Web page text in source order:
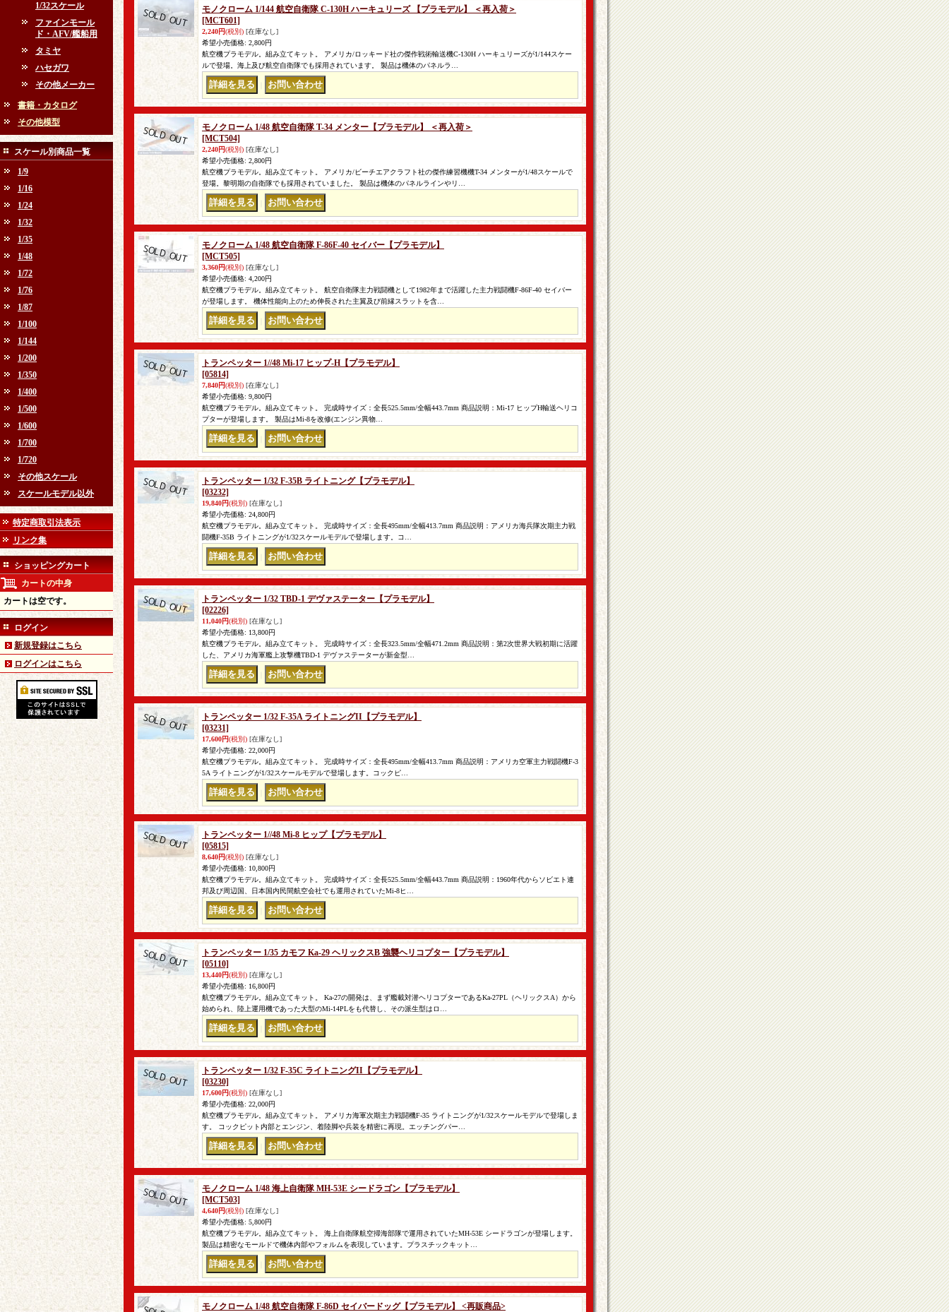
1/32スケール
ファインモール
ド・AFV/艦船用
タミヤ
ハセガワ
その他メーカー
書籍・カタログ
その他模型
スケール別商品一覧
1/9
1/16
1/24
1/32
1/35
1/48
1/72
1/76
1/87
1/100
1/144
1/200
1/350
1/400
1/500
1/600
1/700
1/720
その他スケール
スケールモデル以外
特定商取引法表示
リンク集
ショッピングカート
カートの中身
カートは空です。
ログイン
新規登録はこちら
ログインはこちら
モノクローム 1/144 航空自衛隊 C-130H ハーキュリーズ 【プラモデル】 ＜再入荷＞
[MCT601]
2,240円(税別) [在庫なし]
希望小売価格: 2,800円
航空機プラモデル。組み立てキット。 アメリカ/ロッキード社の傑作戦術輸送機C-130H ハーキュリーズが1/144スケー
ルで登場。海上及び航空自衛隊でも採用されています。 製品は機体のパネルラ…
モノクローム 1/48 航空自衛隊 T-34 メンター【プラモデル】 ＜再入荷＞
[MCT504]
2,240円(税別) [在庫なし]
希望小売価格: 2,800円
航空機プラモデル。組み立てキット。 アメリカ/ビーチエアクラフト社の傑作練習機機T-34 メンターが1/48スケールで
登場。黎明期の自衛隊でも採用されていました。 製品は機体のパネルラインやリ…
モノクローム 1/48 航空自衛隊 F-86F-40 セイバー【プラモデル】
[MCT505]
3,360円(税別) [在庫なし]
希望小売価格: 4,200円
航空機プラモデル。組み立てキット。 航空自衛隊主力戦闘機として1982年まで活躍した主力戦闘機F-86F-40 セイバー
が登場します。 機体性能向上のため伸長された主翼及び前縁スラットを含…
トランペッター 1//48 Mi-17 ヒップ-H【プラモデル】
[05814]
7,840円(税別) [在庫なし]
希望小売価格: 9,800円
航空機プラモデル。組み立てキット。 完成時サイズ：全長525.5mm/全幅443.7mm 商品説明：Mi-17 ヒップH輸送ヘリコ
プターが登場します。 製品はMi-8を改修(エンジン異物…
トランペッター 1/32 F-35B ライトニング【プラモデル】
[03232]
19,840円(税別) [在庫なし]
希望小売価格: 24,800円
航空機プラモデル。組み立てキット。 完成時サイズ：全長495mm/全幅413.7mm 商品説明：アメリカ海兵隊次期主力戦
闘機F-35B ライトニングが1/32スケールモデルで登場します。コ…
トランペッター 1/32 TBD-1 デヴァステーター【プラモデル】
[02226]
11,040円(税別) [在庫なし]
希望小売価格: 13,800円
航空機プラモデル。組み立てキット。 完成時サイズ：全長323.5mm/全幅471.2mm 商品説明：第2次世界大戦初期に活躍
した、アメリカ海軍艦上攻撃機TBD-1 デヴァステーターが新金型…
トランペッター 1/32 F-35A ライトニングII【プラモデル】
[03231]
17,600円(税別) [在庫なし]
希望小売価格: 22,000円
航空機プラモデル。組み立てキット。 完成時サイズ：全長495mm/全幅413.7mm 商品説明：アメリカ空軍主力戦闘機F-3
5A ライトニングが1/32スケールモデルで登場します。コックピ…
トランペッター 1//48 Mi-8 ヒップ【プラモデル】
[05815]
8,640円(税別) [在庫なし]
希望小売価格: 10,800円
航空機プラモデル。組み立てキット。 完成時サイズ：全長525.5mm/全幅443.7mm 商品説明：1960年代からソビエト連
邦及び周辺国、日本国内民間航空会社でも運用されていたMi-8ヒ…
トランペッター 1/35 カモフ Ka-29 ヘリックスB 強襲ヘリコプター【プラモデル】
[05110]
13,440円(税別) [在庫なし]
希望小売価格: 16,800円
航空機プラモデル。組み立てキット。 Ka-27の開発は、まず艦載対潜ヘリコプターであるKa-27PL（ヘリックスA）から
始められ、陸上運用機であった大型のMi-14PLをも代替し、その派生型はロ…
トランペッター 1/32 F-35C ライトニングII【プラモデル】
[03230]
17,600円(税別) [在庫なし]
希望小売価格: 22,000円
航空機プラモデル。組み立てキット。 アメリカ海軍次期主力戦闘機F-35 ライトニングが1/32スケールモデルで登場しま
す。 コックピット内部とエンジン、着陸脚や兵装を精密に再現。エッチングパー…
モノクローム 1/48 海上自衛隊 MH-53E シードラゴン【プラモデル】
[MCT503]
4,640円(税別) [在庫なし]
希望小売価格: 5,800円
航空機プラモデル。組み立てキット。 海上自衛隊航空掃海部隊で運用されていたMH-53E シードラゴンが登場します。
製品は精密なモールドで機体内部やフォルムを表現しています。プラスチックキット…
モノクローム 1/48 航空自衛隊 F-86D セイバードッグ【プラモデル】 <再販商品>